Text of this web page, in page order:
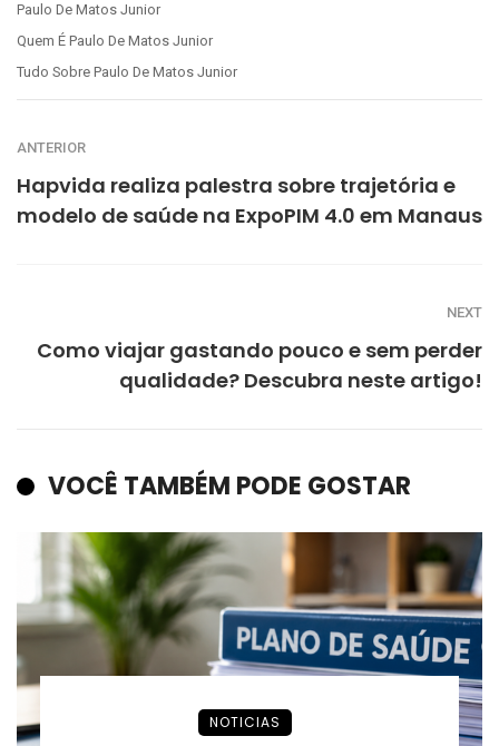
Paulo De Matos Junior
Quem É Paulo De Matos Junior
Tudo Sobre Paulo De Matos Junior
ANTERIOR
Hapvida realiza palestra sobre trajetória e
modelo de saúde na ExpoPIM 4.0 em Manaus
NEXT
Como viajar gastando pouco e sem perder
qualidade? Descubra neste artigo!
VOCÊ TAMBÉM PODE GOSTAR
NOTICIAS